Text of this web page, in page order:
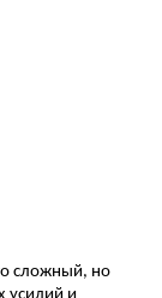
сложный, но